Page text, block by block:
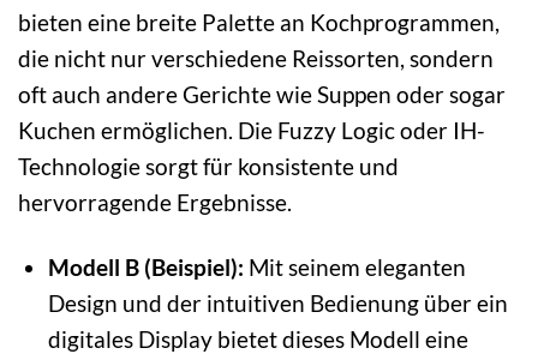
bieten eine breite Palette an Kochprogrammen,
die nicht nur verschiedene Reissorten, sondern
oft auch andere Gerichte wie Suppen oder sogar
Kuchen ermöglichen. Die Fuzzy Logic oder IH-
Technologie sorgt für konsistente und
hervorragende Ergebnisse.
Modell B (Beispiel): Mit seinem eleganten
Design und der intuitiven Bedienung über ein
digitales Display bietet dieses Modell eine